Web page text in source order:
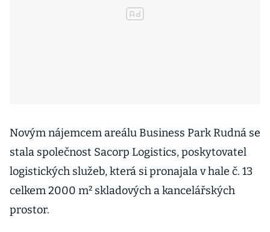
Novým nájemcem areálu Business Park Rudná se
stala společnost Sacorp Logistics, poskytovatel
logistických služeb, která si pronajala v hale č. 13
celkem 2000 m² skladových a kancelářských
prostor.